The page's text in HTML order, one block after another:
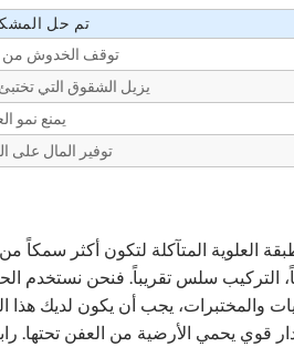
تم حل
توقف الخدوش من
يزيل الشقوق التي
يمنع نمو
توفير المال على
العلوية المتآكلة لتكون أكثر سمكاً
التركيب سلس تقريباً. فنحن نستخدم
والمختبرات، يجب أن يكون لديك
تعمل الصفيحة الصلبة كجدار قوي يحمي الأرضية من العفن